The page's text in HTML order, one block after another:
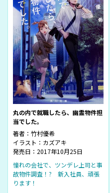
丸の内で就職したら、幽霊物件担
当でした。
著者： 竹村優希
イラスト： カズアキ
発売日：2017年10月25日
憧れの会社で、ツンデレ上司と事
故物件調査！? 新入社員、頑張
ります！